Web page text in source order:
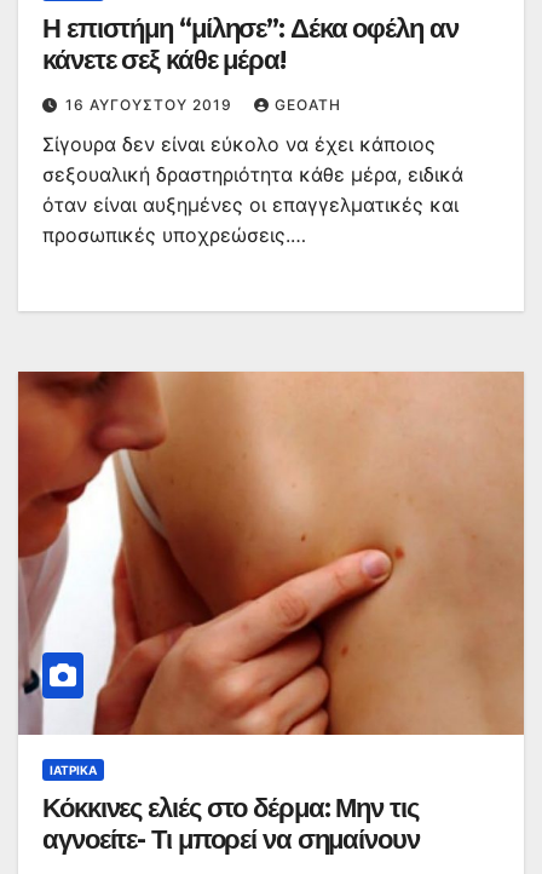
Η επιστήμη “μίλησε”: Δέκα οφέλη αν
κάνετε σεξ κάθε μέρα!
16 ΑΥΓΟΎΣΤΟΥ 2019 GEOATH
Σίγουρα δεν είναι εύκολο να έχει κάποιος
σεξουαλική δραστηριότητα κάθε μέρα, ειδικά
όταν είναι αυξημένες οι επαγγελματικές και
προσωπικές υποχρεώσεις.…
ΙΑΤΡΙΚΆ
Κόκκινες ελιές στο δέρμα: Μην τις
αγνοείτε- Τι μπορεί να σημαίνουν